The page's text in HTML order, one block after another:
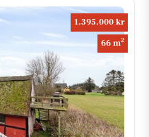
1.395.000 kr
66 m2